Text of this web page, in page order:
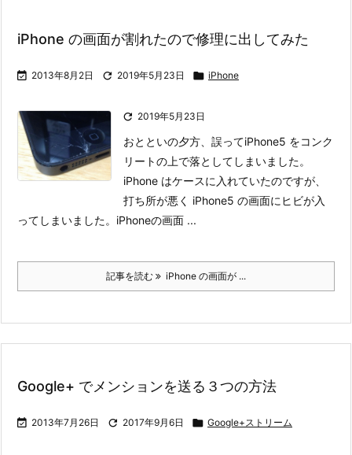
iPhone の画面が割れたので修理に出してみた
 2013年8月2日  2019年5月23日  iPhone
 2019年5月23日
おとといの夕方、誤ってiPhone5 をコンク
リートの上で落としてしまいました。
iPhone はケースに入れていたのですが、
打ち所が悪く iPhone5 の画面にヒビが入
ってしまいました。 iPhoneの画面 ...
記事を読む iPhone の画面が ...
Google+ でメンションを送る３つの方法
 2013年7月26日  2017年9月6日  Google+ストリーム